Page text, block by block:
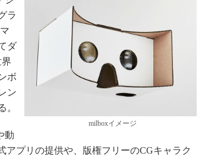
milboxイメージ
ラ
ダ
ボ
ン
。
動
アプリの提供や、版権フリーのCGキャラク